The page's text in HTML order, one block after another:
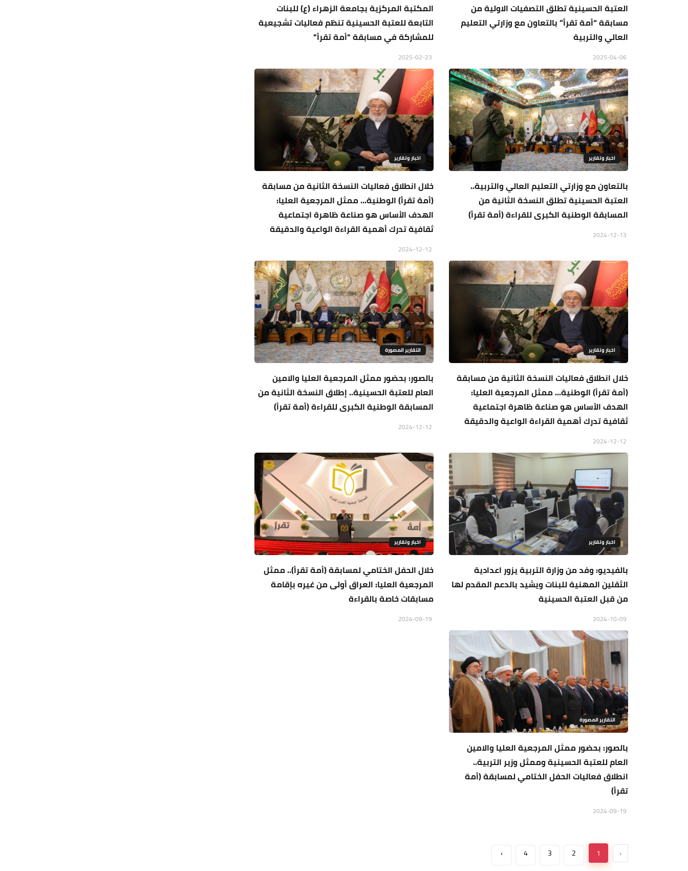
العتبة الحسينية تطلق التصفيات الاولية من
مسابقة “أمة تقرأ” بالتعاون مع وزارتي التعليم
العالي والتربية
المكتبة المركزية بجامعة الزهراء (ع) للبنات
التابعة للعتبة الحسينية تنظم فعاليات تشجيعية
للمشاركة في مسابقة "أمة تقرأ"
اخبار وتقارير
بالتعاون مع وزارتي التعليم العالي والتربية..
العتبة الحسينية تطلق النسخة الثانية من
المسابقة الوطنية الكبرى للقراءة (أمة تقرأ)
اخبار وتقارير
خلال انطلاق فعاليات النسخة الثانية من مسابقة
(أمة تقرأ) الوطنية... ممثل المرجعية العليا:
الهدف الأساس هو صناعة ظاهرة اجتماعية
ثقافية تدرك أهمية القراءة الواعية والدقيقة
اخبار وتقارير
خلال انطلاق فعاليات النسخة الثانية من مسابقة
(أمة تقرأ) الوطنية... ممثل المرجعية العليا:
الهدف الأساس هو صناعة ظاهرة اجتماعية
ثقافية تدرك أهمية القراءة الواعية والدقيقة
التقارير المصورة
بالصور: بحضور ممثل المرجعية العليا والامين
العام للعتبة الحسينية.. إطلاق النسخة الثانية من
المسابقة الوطنية الكبرى للقراءة (أمة تقرأ)
اخبار وتقارير
بالفيديو: وفد من وزارة التربية يزور اعدادية
الثقلين المهنية للبنات ويشيد بالدعم المقدم لها
من قبل العتبة الحسينية
اخبار وتقارير
خلال الحفل الختامي لمسابقة (أمة تقرأ).. ممثل
المرجعية العليا: العراق أولى من غيره بإقامة
مسابقات خاصة بالقراءة
التقارير المصورة
بالصور: بحضور ممثل المرجعية العليا والامين
العام للعتبة الحسينية وممثل وزير التربية..
انطلاق فعاليات الحفل الختامي لمسابقة (أمة
تقرأ)
‹
1
2
3
4
›